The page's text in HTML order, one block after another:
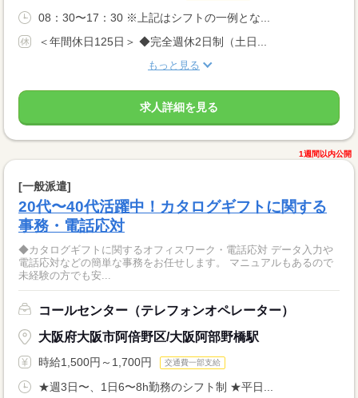
08：30〜17：30 ※上記はシフトの一例とな...
＜年間休日125日＞ ◆完全週休2日制（土日...
もっと見る
求人詳細を見る
1週間以内公開
[一般派遣]
20代〜40代活躍中！カタログギフトに関する
事務・電話応対
◆カタログギフトに関するオフィスワーク・電話応対 データ入力や
電話応対などの簡単な事務をお任せします。 マニュアルもあるので
未経験の方でも安...
コールセンター（テレフォンオペレーター）
大阪府大阪市阿倍野区/大阪阿部野橋駅
時給1,500円～1,700円 交通費一部支給
★週3日〜、1日6〜8h勤務のシフト制 ★平日...